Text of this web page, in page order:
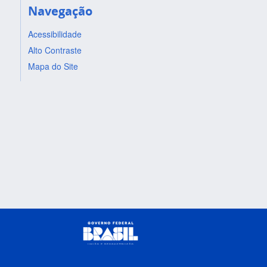
Navegação
Acessibilidade
Alto Contraste
Mapa do Site